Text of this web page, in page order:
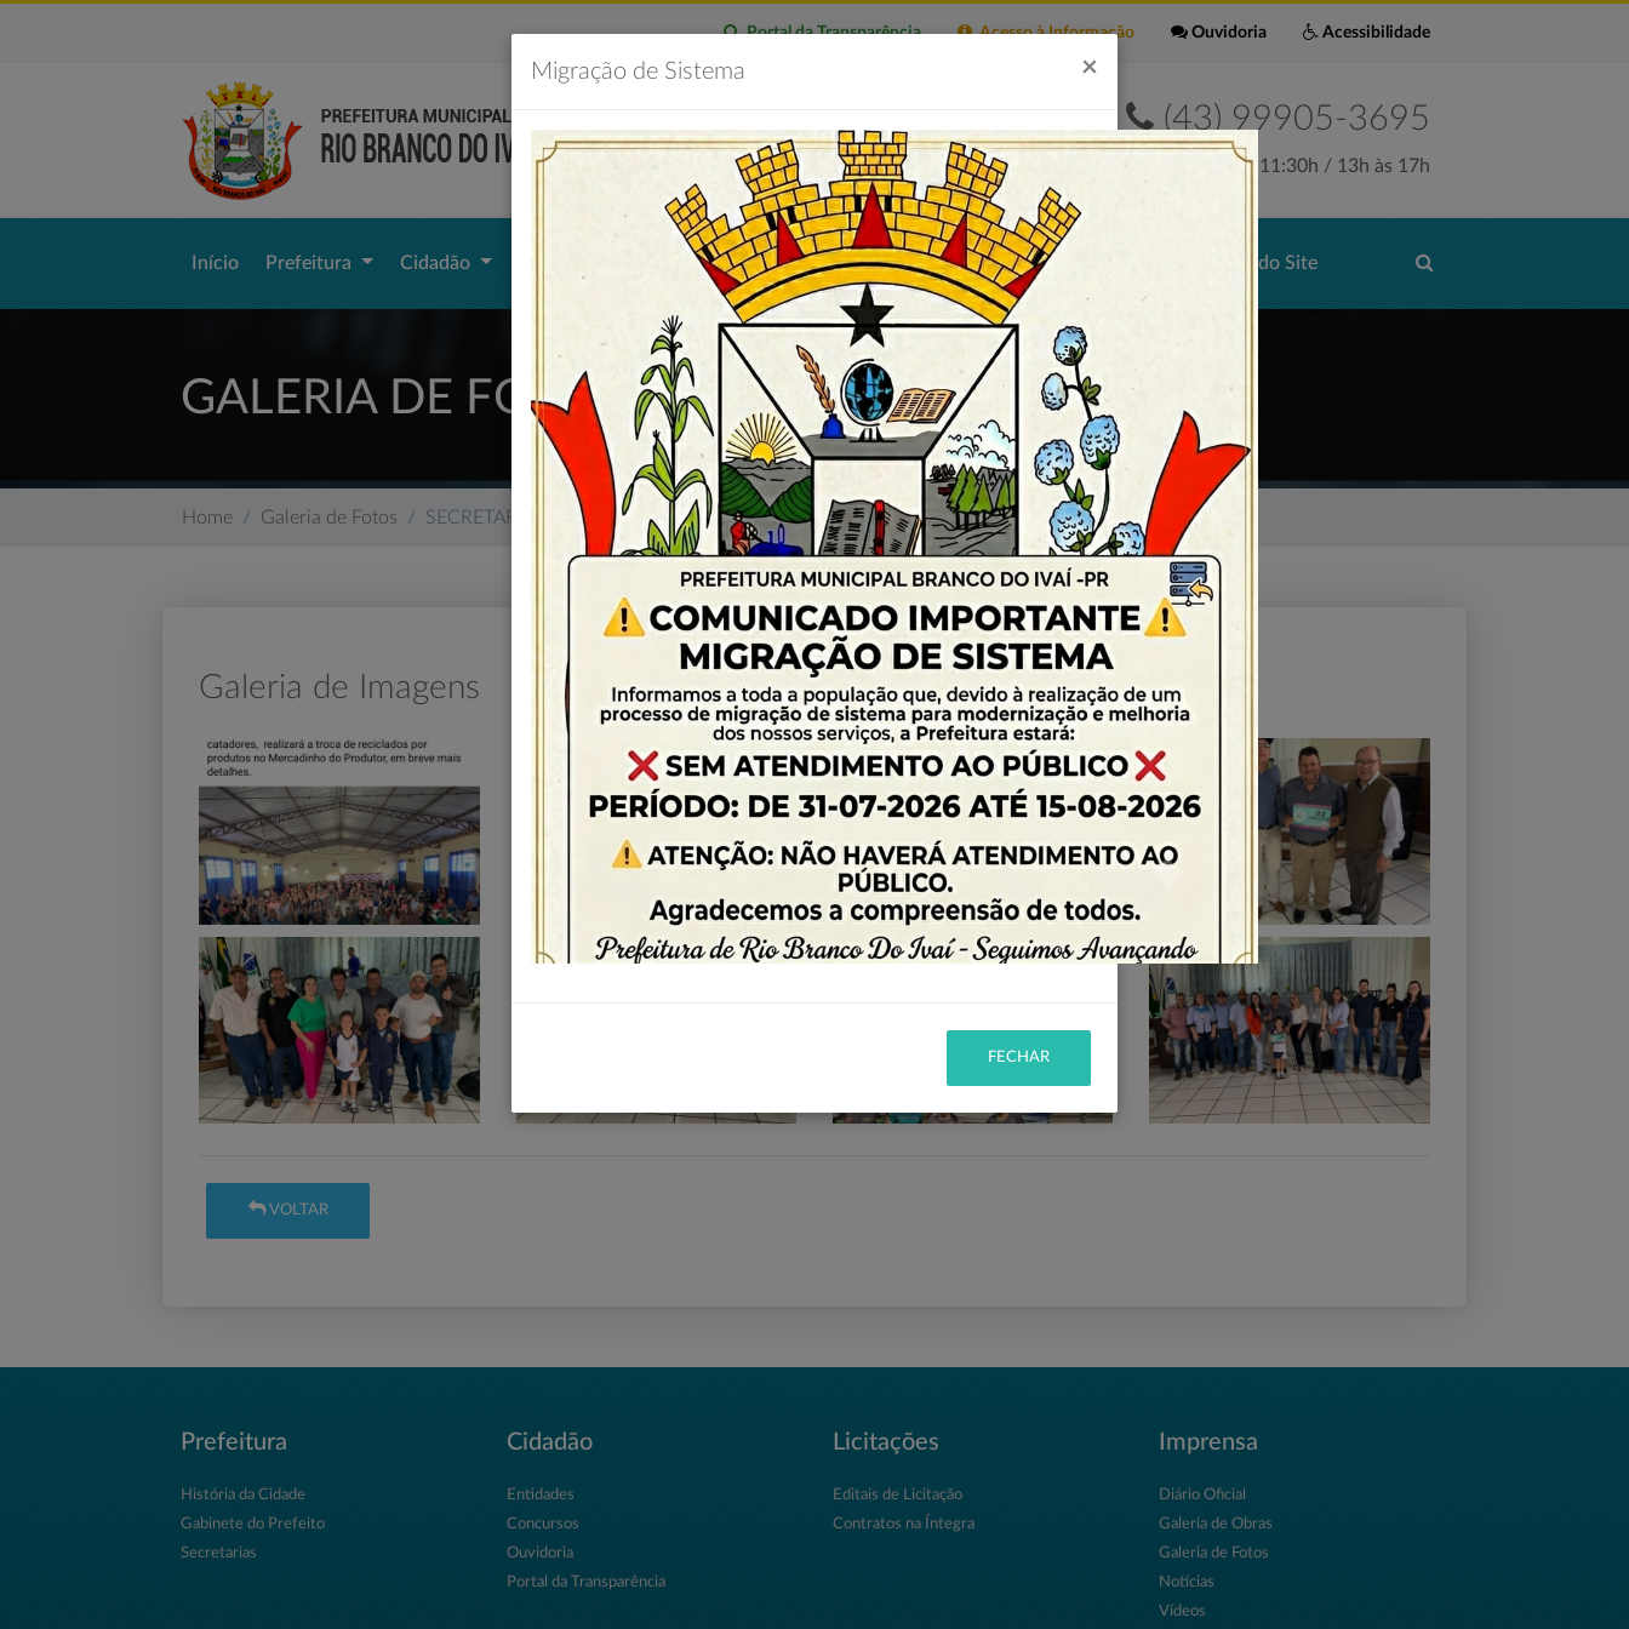
Acessibilidade
Ouvidoria
Acesso à Informação
Portal da Transparência
(43) 99905-3695
Seg. a Sex. 7:30h às 11:30h / 13h às 17h
Início Prefeitura Cidadão Imprensa Servidor Contatos Portal de Serviços Mapa do Site
GALERIA DE FOTOS
Home Galeria de Fotos SECRETARIA MUNICIPAL DE MEIO AMBIENTE
Galeria de Imagens
VOLTAR
Migração de Sistema ×
FECHAR
Prefeitura
História da Cidade
Gabinete do Prefeito
Secretarias
Cidadão
Entidades
Concursos
Ouvidoria
Portal da Transparência
Licitações
Editais de Licitação
Contratos na Íntegra
Imprensa
Diário Oficial
Galeria de Obras
Galeria de Fotos
Notícias
Vídeos